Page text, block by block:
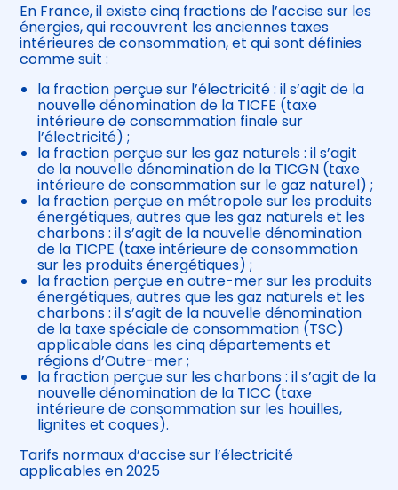
En France, il existe cinq fractions de l’accise sur les
énergies, qui recouvrent les anciennes taxes
intérieures de consommation, et qui sont définies
comme suit :
la fraction perçue sur l’électricité : il s’agit de la
nouvelle dénomination de la TICFE (taxe
intérieure de consommation finale sur
l’électricité) ;
la fraction perçue sur les gaz naturels : il s’agit
de la nouvelle dénomination de la TICGN (taxe
intérieure de consommation sur le gaz naturel) ;
la fraction perçue en métropole sur les produits
énergétiques, autres que les gaz naturels et les
charbons : il s’agit de la nouvelle dénomination
de la TICPE (taxe intérieure de consommation
sur les produits énergétiques) ;
la fraction perçue en outre-mer sur les produits
énergétiques, autres que les gaz naturels et les
charbons : il s’agit de la nouvelle dénomination
de la taxe spéciale de consommation (TSC)
applicable dans les cinq départements et
régions d’Outre-mer ;
la fraction perçue sur les charbons : il s’agit de la
nouvelle dénomination de la TICC (taxe
intérieure de consommation sur les houilles,
lignites et coques).
Tarifs normaux d’accise sur l’électricité
applicables en 2025